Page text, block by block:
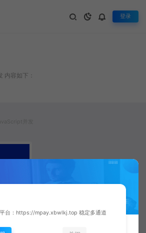
登录
内容如下：
多线程
台：https://mpay.xbwlkj.top 稳定多通道